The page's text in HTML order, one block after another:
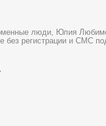
люди, Юлия
без регистрации и СМС